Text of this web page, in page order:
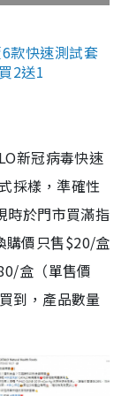
款快速測試套
2送1
新冠病毒快速
採樣，準確性
時於門市買滿指
購價只售$20/盒
盒（單售價
到，產品數量